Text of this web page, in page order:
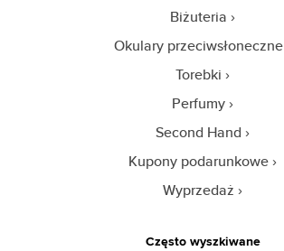
Biżuteria
Okulary przeciwsłoneczne
Torebki
Perfumy
Second Hand
Kupony podarunkowe
Wyprzedaż
Często wyszkiwane